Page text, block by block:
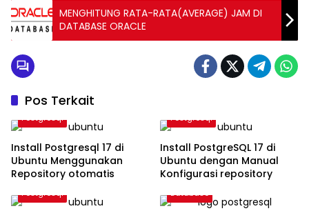
MENGHITUNG RATA-RATA(AVERAGE) JAM DI
DATABASE ORACLE
Pos Terkait
Postgresql
Install Postgresql 17 di
Ubuntu Menggunakan
Repository otomatis
Postgresql
Install PostgreSQL 17 di
Ubuntu dengan Manual
Konfigurasi repository
Postgresql Database